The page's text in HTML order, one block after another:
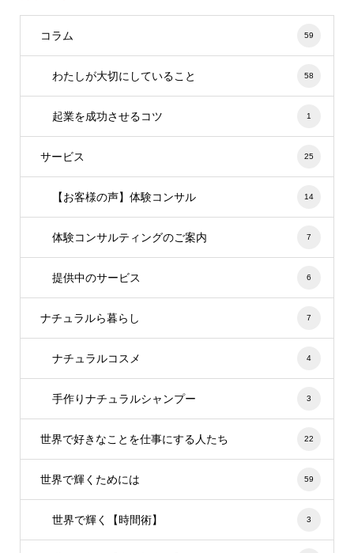
コラム 59
わたしが大切にしていること 58
起業を成功させるコツ 1
サービス 25
【お客様の声】体験コンサル 14
体験コンサルティングのご案内 7
提供中のサービス 6
ナチュラルら暮らし 7
ナチュラルコスメ 4
手作りナチュラルシャンプー 3
世界で好きなことを仕事にする人たち 22
世界で輝くためには 59
世界で輝く【時間術】 3